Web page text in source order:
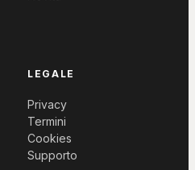
LEGALE
Privacy
Termini
Cookies
Supporto